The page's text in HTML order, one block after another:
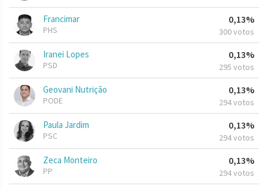
Francimar
PHS
0,13%
300 votos
Iranei Lopes
PSD
0,13%
295 votos
Geovani Nutrição
PODE
0,13%
294 votos
Paula Jardim
PSC
0,13%
294 votos
Zeca Monteiro
PP
0,13%
294 votos